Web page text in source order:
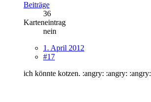
Beiträge
36
Karteneintrag
nein
1. April 2012
#17
ich könnte kotzen. :angry: :angry: :angry: